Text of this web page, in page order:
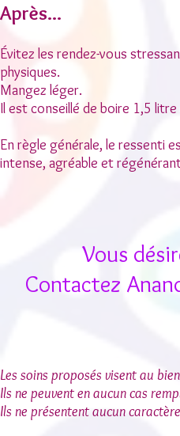
Après...
Évitez les rendez-vous
physiques.
Mangez léger.
Il est conseillé de boire 1,5 litre
En règle générale, le ressenti
intense, agréable et
​Vous
Contactez
Les soins proposés visent au
Ils ne peuvent en aucun cas
Ils ne présentent aucun